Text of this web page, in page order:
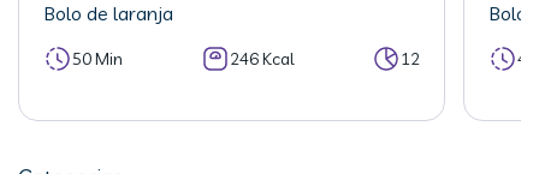
Bolo de laranja
50 Min 246 Kcal 12
Bolo